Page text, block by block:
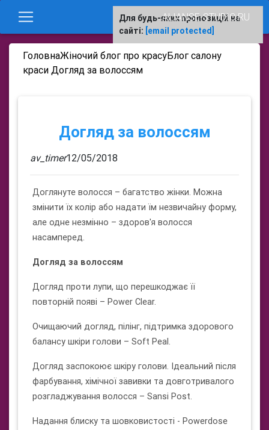
ALIANSE-STUDIO.RU
ГоловнаЖіночий блог про красуБлог салону
краси Догляд за волоссям
Догляд за волоссям
av_timer12/05/2018
Доглянуте волосся – багатство жінки. Можна
змінити їх колір або надати їм незвичайну форму,
але одне незмінно – здоров'я волосся
насамперед.
Догляд за волоссям
Догляд проти лупи, що перешкоджає її
повторній появі – Power Clear.
Очищаючий догляд, пілінг, підтримка здорового
балансу шкіри голови – Soft Peal.
Догляд заспокоює шкіру голови. Ідеальний після
фарбування, хімічної завивки та довготривалого
розгладжування волосся – Sansi Post.
Надання блиску та шовковистості - Powerdose
Для будь-яких пропозицій на
сайті: [email protected]